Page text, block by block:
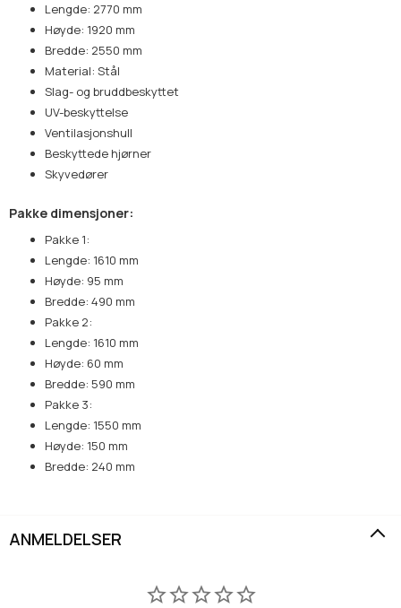
Lengde: 2770 mm
Høyde: 1920 mm
Bredde: 2550 mm
Material: Stål
Slag- og bruddbeskyttet
UV-beskyttelse
Ventilasjonshull
Beskyttede hjørner
Skyvedører
Pakke dimensjoner:
Pakke 1:
Lengde: 1610 mm
Høyde: 95 mm
Bredde: 490 mm
Pakke 2:
Lengde: 1610 mm
Høyde: 60 mm
Bredde: 590 mm
Pakke 3:
Lengde: 1550 mm
Høyde: 150 mm
Bredde: 240 mm
ANMELDELSER